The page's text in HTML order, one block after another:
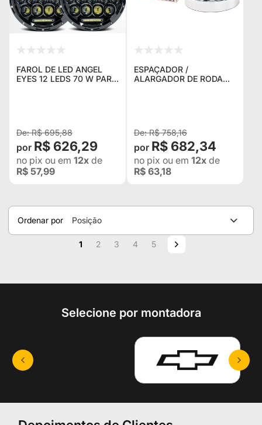
FAROL DE LED ANGEL
EYES 12 LEDS 70 W PARA
R$ 695,88
R$ 626,29
no pix ou em 12x de
R$ 57,99
ESPAÇADOR /
ALARGADOR DE RODA
R$ 758,16
R$ 682,34
no pix ou em 12x de
R$ 63,18
Ordenar por
Posição
Página
Você esta lendo a pagina
1 Página
2 Página
3 Página
4 Página
5 Página
Próximo
Selecione por montadora